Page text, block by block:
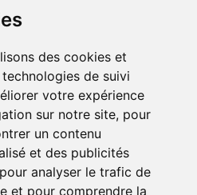
des cookies et
de suivi
votre expérience
sur notre site, pour
un contenu
et des publicités
analyser le trafic de
et pour comprendre la
et
pour la micronutrition qui permet souvent
des troubles métaboliques mineurs.
souvent complémentaires de traitements
les produits de nutrition sportive,
Eric Favre
. Cette gamme est
des ingrédients et sur une formulation
sportif. La gamme hydratation
maximale.